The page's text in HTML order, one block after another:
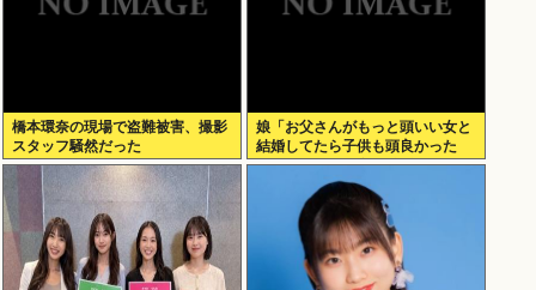
橋本環奈の現場で盗難被害、撮影
スタッフ騒然だった
娘「お父さんがもっと頭いい女と
結婚してたら子供も頭良かった
よ。頭悪いクソ女と結婚してごめ
んなさいって謝れよ」どう返せば